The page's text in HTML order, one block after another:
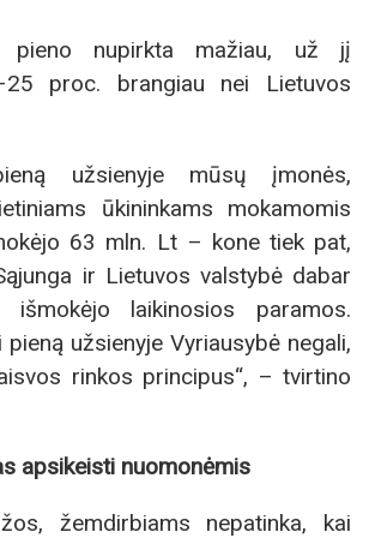
pieno nupirkta mažiau, už jį
proc. brangiau nei Lietuvos
užsienyje mūsų įmonės,
ūkininkams mokamomis
63 mln. Lt – kone tiek pat,
ir Lietuvos valstybė dabar
išmokėjo laikinosios paramos.
užsienyje Vyriausybė negali,
rinkos principus“, – tvirtino
apsikeisti nuomonėmis
žemdirbiams nepatinka, kai